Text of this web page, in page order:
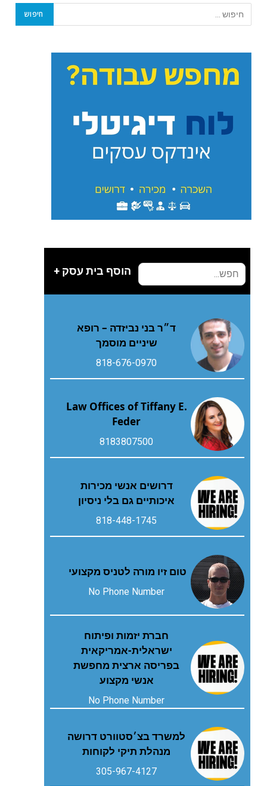
הוסף בית עסק +
ד״ר בני נביזדה – רופא
שיניים מוסמך
818-676-0970
Law Offices of Tiffany E.
Feder
8183807500
דרושים אנשי מכירות
איכותיים גם בלי ניסיון
818-448-1745
טום זיו מורה לטניס מקצועי
No Phone Number
חברת יזמות ופיתוח
ישראלית-אמריקאית
בפריסה ארצית מחפשת
אנשי מקצוע
No Phone Number
למשרד בצ׳סטוורט דרושה
מנהלת תיקי לקוחות
305-967-4127